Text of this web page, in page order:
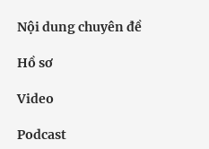
Nội dung chuyên đề
Hồ sơ
Video
Podcast